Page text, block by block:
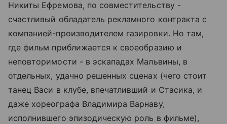
Никиты Ефремова, по совместительству -
счастливый обладатель рекламного контракта с
компанией-производителем газировки. Но там,
где фильм приближается к своеобразию и
неповторимости - в эскападах Мальвины, в
отдельных, удачно решенных сценах (чего стоит
танец Васи в клубе, впечатливший и Стасика, и
даже хореографа Владимира Варнаву,
исполнившего эпизодическую роль в фильме),